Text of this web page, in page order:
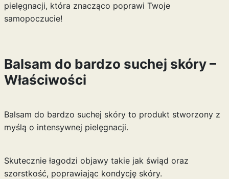
pielęgnacji, która znacząco poprawi Twoje
samopoczucie!
Balsam do bardzo suchej skóry –
Właściwości
Balsam do bardzo suchej skóry to produkt stworzony z
myślą o intensywnej pielęgnacji.
Skutecznie łagodzi objawy takie jak świąd oraz
szorstkość, poprawiając kondycję skóry.